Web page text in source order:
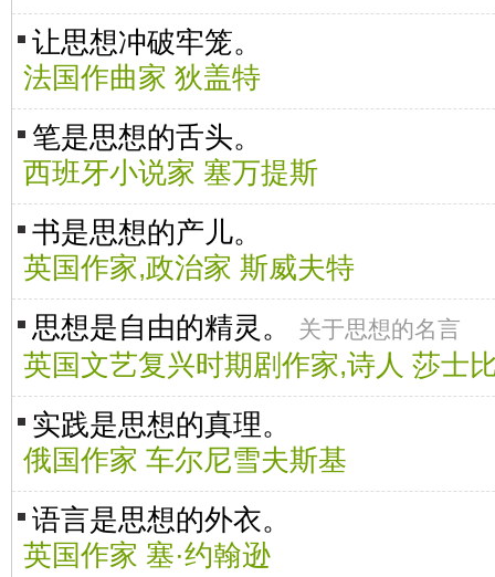
让思想冲破牢笼。
法国作曲家 狄盖特
笔是思想的舌头。
西班牙小说家 塞万提斯
书是思想的产儿。
英国作家,政治家 斯威夫特
思想是自由的精灵。
关于思想的名言
英国文艺复兴时期剧作家,诗人 莎士
实践是思想的真理。
俄国作家 车尔尼雪夫斯基
语言是思想的外衣。
英国作家 塞·约翰逊